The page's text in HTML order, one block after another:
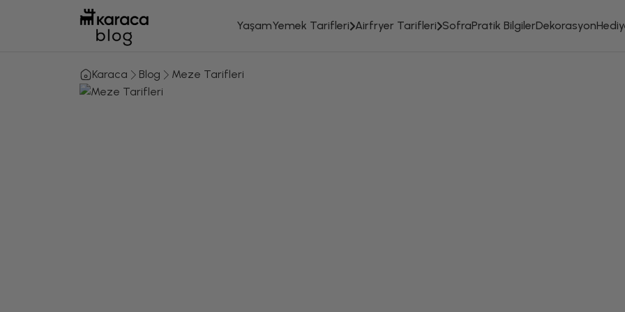
YaşamYemek Tarifleri Airfryer Tarifleri SofraPratik BilgilerDekorasyon
Karaca Blog Meze Tarifleri